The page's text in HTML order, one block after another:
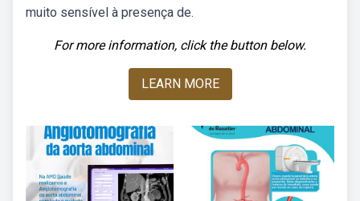
muito sensível à presença de.
For more information, click the button below.
LEARN MORE